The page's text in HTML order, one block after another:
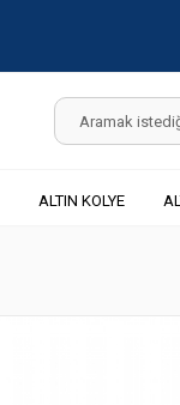
ALTIN KOLYE